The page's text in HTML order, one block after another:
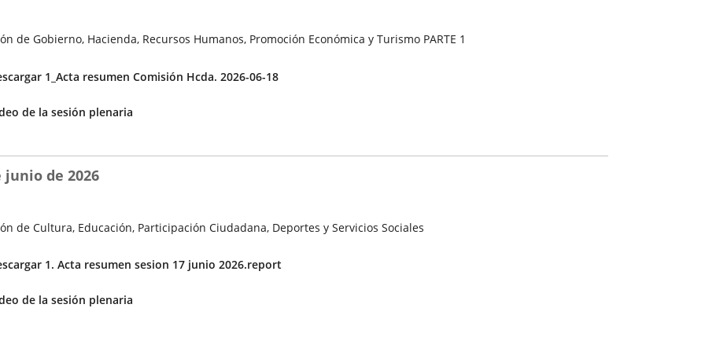
de Gobierno, Hacienda, Recursos Humanos, Promoción Económica y Turismo PARTE 1
1_Acta resumen Comisión Hcda. 2026-06-18
de la sesión plenariaEnlace
aplicación
de Cultura, Educación, Participación Ciudadana, Deportes y Servicios Sociales
junio de 2026
1. Acta resumen sesion 17 junio 2026.report
de la sesión plenariaEnlace